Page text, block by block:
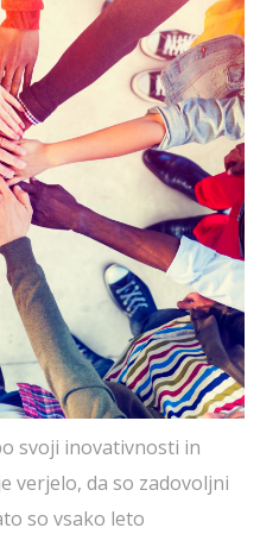
svoji inovativnosti in
verjelo, da so zadovoljni
so vsako leto